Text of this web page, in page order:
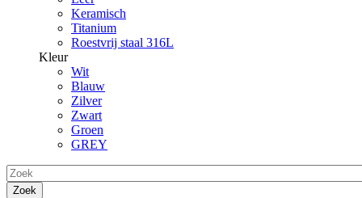
Keramisch
Titanium
Roestvrij staal 316L
Kleur
Wit
Blauw
Zilver
Zwart
Groen
GREY
Zoek